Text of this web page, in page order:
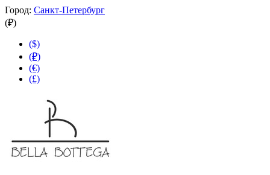
Город: Санкт-Петербург
(₽)
($)
(₽)
(€)
(£)